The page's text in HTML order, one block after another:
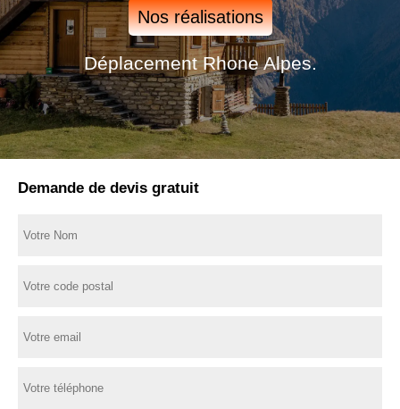
Nos réalisations
Déplacement Rhone Alpes.
Demande de devis gratuit